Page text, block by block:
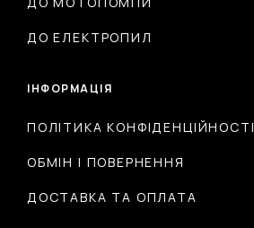
ДО ЕЛЕКТРОПИЛ
ІНФОРМАЦІЯ
ПОЛІТИКА КОНФІДЕНЦІЙНОСТІ
ОБМІН І ПОВЕРНЕННЯ
ДОСТАВКА ТА ОПЛАТА